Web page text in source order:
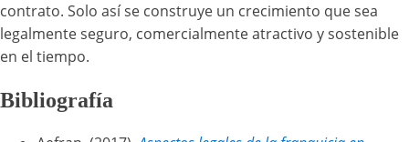
contrato. Solo así se construye un crecimiento que sea
legalmente seguro, comercialmente atractivo y sostenible
en el tiempo.
Bibliografía